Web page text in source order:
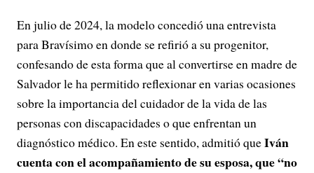
En julio de 2024, la modelo concedió una entrevista
para Bravísimo en donde se refirió a su progenitor,
confesando de esta forma que al convertirse en madre de
Salvador le ha permitido reflexionar en varias ocasiones
sobre la importancia del cuidador de la vida de las
personas con discapacidades o que enfrentan un
diagnóstico médico. En este sentido, admitió queIván
cuenta con el acompañamiento de su esposa, que “no